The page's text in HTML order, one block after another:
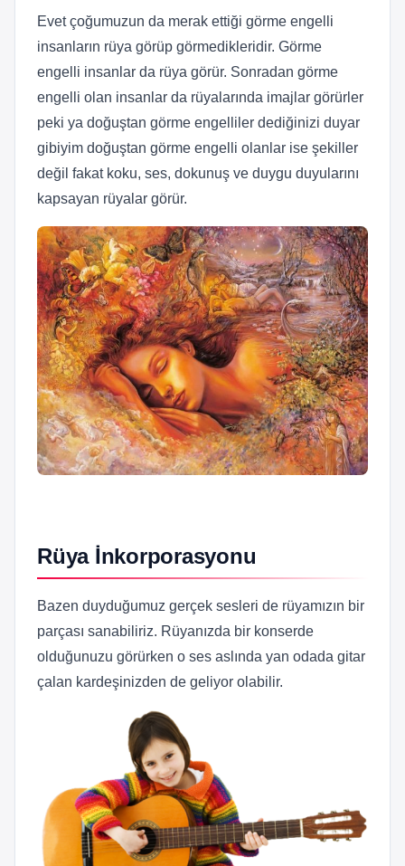
Evet çoğumuzun da merak ettiği görme engelli
insanların rüya görüp görmedikleridir. Görme
engelli insanlar da rüya görür. Sonradan görme
engelli olan insanlar da rüyalarında imajlar görürler
peki ya doğuştan görme engelliler dediğinizi duyar
gibiyim doğuştan görme engelli olanlar ise şekiller
değil fakat koku, ses, dokunuş ve duygu duyularını
kapsayan rüyalar görür.
Rüya İnkorporasyonu
Bazen duyduğumuz gerçek sesleri de rüyamızın bir
parçası sanabiliriz. Rüyanızda bir konserde
olduğunuzu görürken o ses aslında yan odada gitar
çalan kardeşinizden de geliyor olabilir.